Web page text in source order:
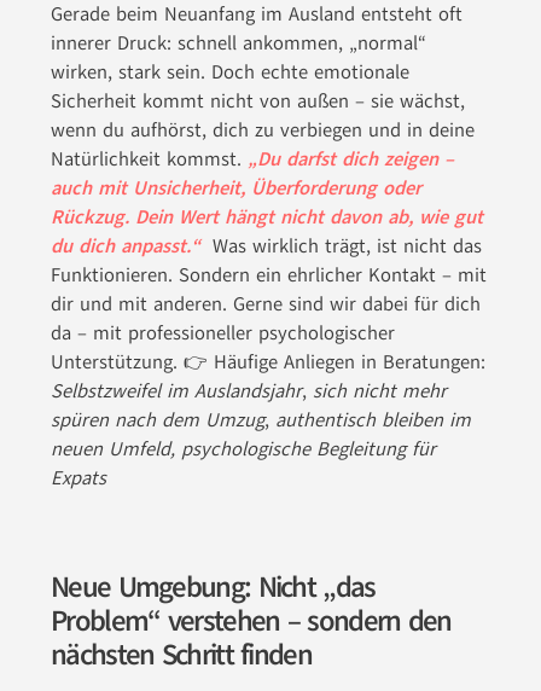
Gerade beim Neuanfang im Ausland entsteht oft
innerer Druck: schnell ankommen, „normal“
wirken, stark sein. Doch echte emotionale
Sicherheit kommt nicht von außen – sie wächst,
wenn du aufhörst, dich zu verbiegen und in deine
Natürlichkeit kommst. „Du darfst dich zeigen –
auch mit Unsicherheit, Überforderung oder
Rückzug. Dein Wert hängt nicht davon ab, wie gut
du dich anpasst.“ Was wirklich trägt, ist nicht das
Funktionieren. Sondern ein ehrlicher Kontakt – mit
dir und mit anderen. Gerne sind wir dabei für dich
da – mit professioneller psychologischer
Unterstützung. 👉 Häufige Anliegen in Beratungen:
Selbstzweifel im Auslandsjahr, sich nicht mehr
spüren nach dem Umzug, authentisch bleiben im
neuen Umfeld, psychologische Begleitung für
Expats
Neue Umgebung: Nicht „das
Problem“ verstehen – sondern den
nächsten Schritt finden